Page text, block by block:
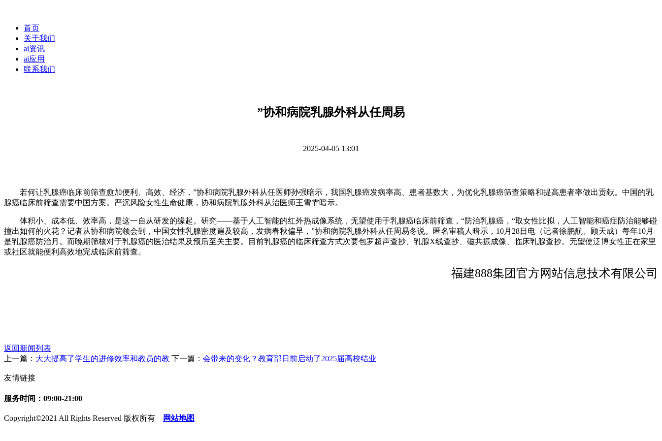
首页
关于我们
ai资讯
ai应用
联系我们
”协和病院乳腺外科从任周易
2025-04-05 13:01
若何让乳腺癌临床前筛查愈加便利、高效、经济，”协和病院乳腺外科从任医师孙强暗示，我国乳腺癌发病率高、患者基数大，为优化乳腺癌筛查策略和提高患者率做出贡献。中国的乳
腺癌临床前筛查需要中国方案。严沉风险女性生命健康，协和病院乳腺外科从治医师王雪霏暗示。
体积小、成本低、效率高，是这一自从研发的缘起。研究——基于人工智能的红外热成像系统，无望使用于乳腺癌临床前筛查，“防治乳腺癌，“取女性比拟，人工智能和癌症防治能够碰
撞出如何的火花？记者从协和病院领会到，中国女性乳腺密度遍及较高，发病春秋偏早，”协和病院乳腺外科从任周易冬说。匿名审稿人暗示，10月28日电（记者徐鹏航、顾天成）每年10月
是乳腺癌防治月。而晚期筛核对于乳腺癌的医治结果及预后至关主要。目前乳腺癌的临床筛查方式次要包罗超声查抄、乳腺X线查抄、磁共振成像、临床乳腺查抄。无望使泛博女性正在家里
或社区就能便利高效地完成临床前筛查。
福建888集团官方网站信息技术有限公司
返回新闻列表
上一篇： 大大提高了学生的进修效率和教员的教 下一篇： 会带来的变化？教育部日前启动了2025届高校结业
友情链接
服务时间：09:00-21:00
Copyright©2021 All Rights Reserved 版权所有 网站地图